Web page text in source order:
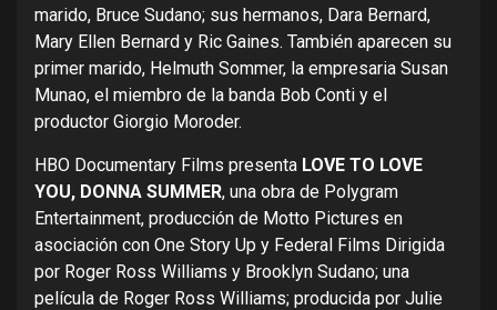
marido, Bruce Sudano; sus hermanos, Dara Bernard,
Mary Ellen Bernard y Ric Gaines. También aparecen su
primer marido, Helmuth Sommer, la empresaria Susan
Munao, el miembro de la banda Bob Conti y el
productor Giorgio Moroder.
HBO Documentary Films presenta LOVE TO LOVE
YOU, DONNA SUMMER, una obra de Polygram
Entertainment, producción de Motto Pictures en
asociación con One Story Up y Federal Films Dirigida
por Roger Ross Williams y Brooklyn Sudano; una
película de Roger Ross Williams; producida por Julie